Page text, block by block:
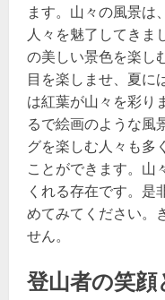
ます。山々の風景は
人々を魅了してきま
の美しい景色を楽し
目を楽しませ、夏に
は紅葉が山々を彩り
るで絵画のような風
グを楽しむ人々も多
ことができます。山
くれる存在です。是
めてみてください。
せん。
登山者の笑顔